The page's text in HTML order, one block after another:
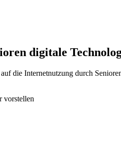
digitale
die Internetnutzung durch
vorstellen